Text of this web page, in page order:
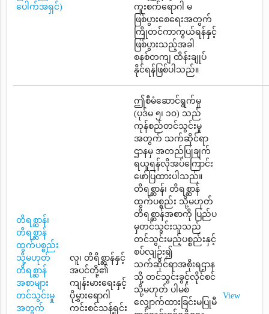
ပေါက်အရှင်)
ကူးစက်ရောဂါ မ
ဖြစ်ပွားစေရေးအတွက်
ကြိုတင်ကာကွယ်ရန်နှင့်
ဖြစ်ပွားသည့်အခါ
စနစ်တကျ ထိန်းချုပ်
နိုင်ရန်ဖြစ်ပါသည်။
တိရစ္ဆာန်၊
တိရစ္ဆာန်
ထွက်ပစ္စည်း
သို့မဟုတ်
တိရစ္ဆာန်
အစာများ
တင်သွင်းမှု
အတွက်
လူ၊ တိရိစ္ဆာန်နှင့်
အပင်တို့၏
ကျန်းမားရေးနှင့်
ပိုမွှားရောဂါ
ကင်းစင်သန့်ရှင်း
ဤစီမံဆောင်ရွက်မှု
(ပုဒ်မ ၅၊ ၁၀) သည်
ကုန်စည်တင်သွင်းမှု
အတွက် သက်ဆိုင်ရာ
ဌာနမှ အတည်ပြုချက်
ရယူရန်လိုအပ်ကြောင်း
ဖော်ပြထားပါသည်။
တိရစ္ဆာန်၊ တိရစ္ဆာန်
ထွက်ပစ္စည်း သို့မဟုတ်
တိရစ္ဆာန်အစာကို ပြည်ပ
မှတင်သွင်းသူသည်
တင်သွင်းမည့်ပစ္စည်းနှင့်
စပ်လျဉ်း၍
သက်ဆိုင်ရာအစိုးရဌာန
သို့ တင်သွင်းခွင့်လိုင်စင်
သို့မဟုတ် ပါမစ်
လျှောက်ထားခြင်းမပြုမီ
View